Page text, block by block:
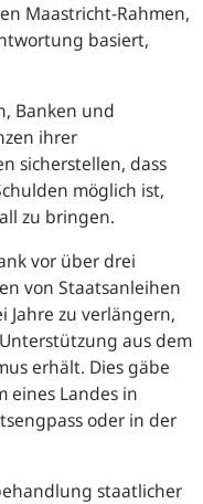
Maastricht-Rahmen,
basiert,
Banken und
ihrer
sicherstellen, dass
möglich ist,
zu bringen.
vor über drei
von Staatsanleihen
Jahre zu verlängern,
aus dem
erhält. Dies gäbe
eines Landes in
oder in der
staatlicher